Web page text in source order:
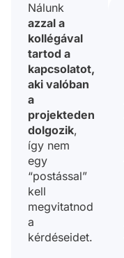
Nálunk
azzal a
kollégával
tartod a
kapcsolatot,
aki valóban
a
projekteden
dolgozik,
így nem
egy
“postással”
kell
megvitatnod
a
kérdéseidet.